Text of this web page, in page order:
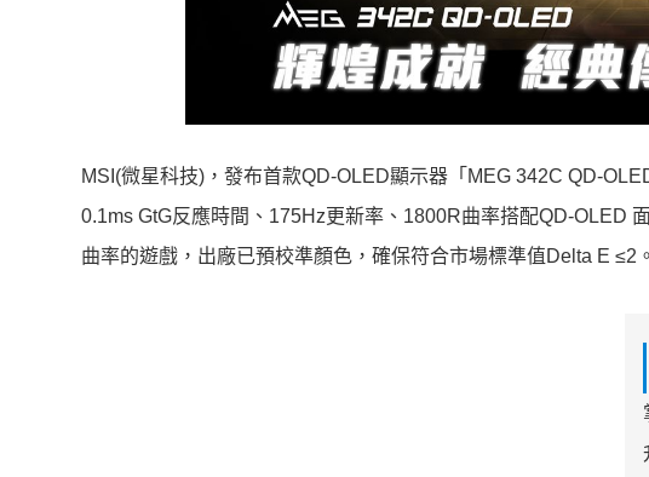
MSI(微星科技)，發布首款QD-OLED顯示器「MEG 342C QD-
0.1ms GtG反應時間、175Hz更新率、1800R曲率搭配QD-OLED
曲率的遊戲，出廠已預校準顏色，確保符合市場標準值Delta E ≤2。